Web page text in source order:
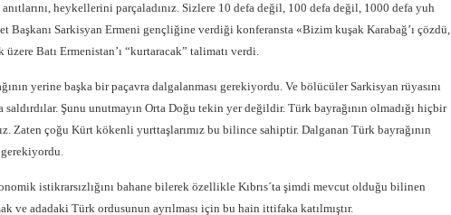
heykellerini parçaladınız. Sizlere 10 defa değil, 100 defa değil, 1000 defa yuh
Başkanı Sarkisyan Ermeni gençliğine verdiği konferansta «Bizim kuşak Karabağ’ı çözdü,
Batı Ermenistan’ı “kurtaracak” talimatı verdi.
yerine başka bir paçavra dalgalanması gerekiyordu. Ve bölücüler Sarkisyan rüyasını
Şunu unutmayın Orta Doğu tekin yer değildir. Türk bayrağının olmadığı hiçbir
Zaten çoğu Kürt kökenli yurttaşlarımız bu bilince sahiptir. Dalganan Türk bayrağının
gerekiyordu.
istikrarsızlığını bahane bilerek özellikle Kıbrıs´ta şimdi mevcut olduğu bilinen
ve adadaki Türk ordusunun ayrılması için bu hain ittifaka katılmıştır.